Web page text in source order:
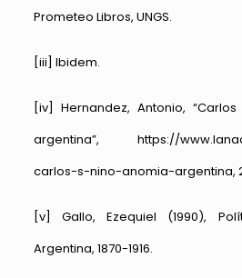
Prometeo Libros, UNGS.
[iii] Ibidem.
[iv]
Hernandez, Antonio,
argentina”,https://
carlos-s-nino-anomia-argentina,
[v]
Gallo, Ezequiel (1990),
Argentina, 1870-1916.